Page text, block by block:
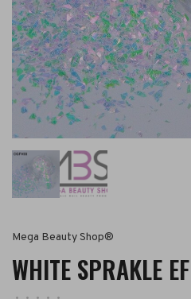
Mega Beauty Shop®
WHITE SPRAKLE